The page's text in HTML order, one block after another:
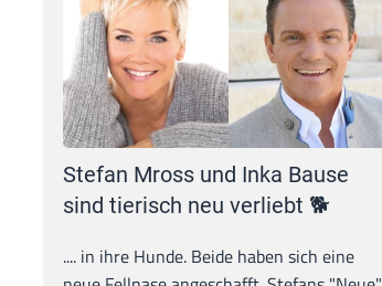
Stefan Mross und Inka Bause
sind tierisch neu verliebt 🐕
.... in ihre Hunde. Beide haben sich eine